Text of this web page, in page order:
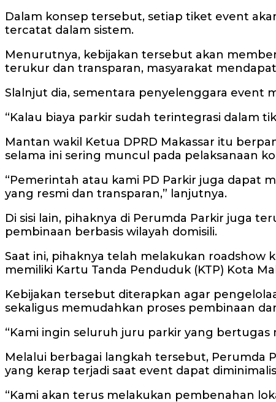
Dalam konsep tersebut, setiap tiket event
tercatat dalam sistem.
Menurutnya, kebijakan tersebut akan
terukur dan transparan, masyarakat
Slalnjut dia, sementara penyelenggara event
“Kalau biaya parkir sudah terintegrasi dalam
Mantan wakil Ketua DPRD Makassar itu
selama ini sering muncul pada pelaksanaan
“Pemerintah atau kami PD Parkir juga dapat
yang resmi dan transparan,” lanjutnya.
Di sisi lain, pihaknya di Perumda Parkir juga
pembinaan berbasis wilayah domisili.
Saat ini, pihaknya telah melakukan
memiliki Kartu Tanda Penduduk (KTP) Kota
Kebijakan tersebut diterapkan agar
sekaligus memudahkan proses pembinaan
“Kami ingin seluruh juru parkir yang
Melalui berbagai langkah tersebut, Perumda
yang kerap terjadi saat event dapat
“Kami akan terus melakukan pembenahan